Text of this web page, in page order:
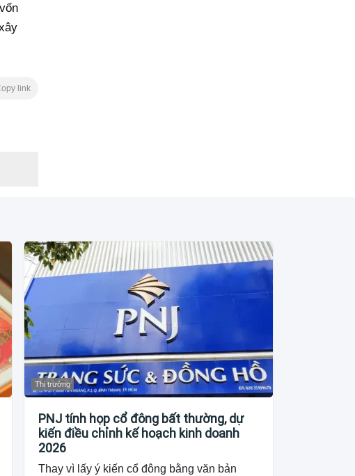
link
Thị trường
PNJ tính họp cổ đông bất thường, dự
kiến điều chỉnh kế hoạch kinh doanh
2026
Thay vì lấy ý kiến cổ đông bằng văn bản